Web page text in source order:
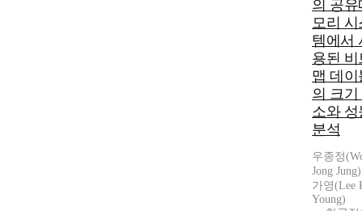
의 공유
모리 시
템에서
용된 비
맵 데이
의 크기
소와 성
분석
우종정
Jong
가영(Lee
Young)